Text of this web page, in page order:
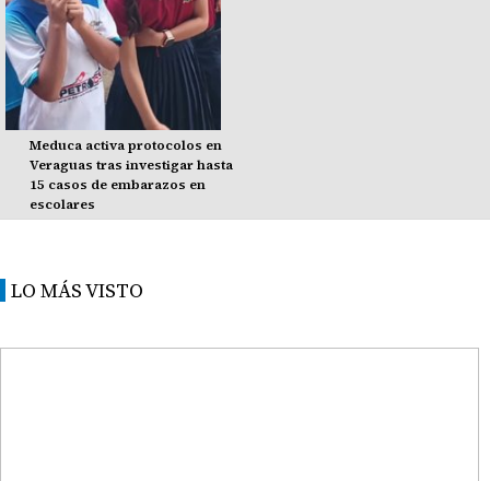
Meduca activa protocolos en
Veraguas tras investigar hasta
15 casos de embarazos en
escolares
LO MÁS VISTO